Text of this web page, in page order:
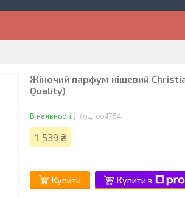
Жіночий парфум нішевий
Quality)
В наявності Код: co4754
1 539 ₴
Купити Купити з